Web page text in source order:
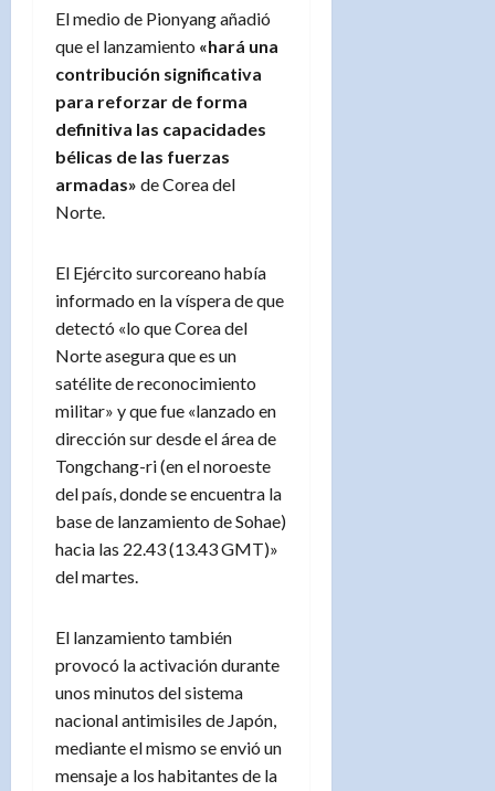
El medio de Pionyang añadió
que el lanzamiento «hará una
contribución significativa
para reforzar de forma
definitiva las capacidades
bélicas de las fuerzas
armadas» de Corea del
Norte.
El Ejército surcoreano había
informado en la víspera de que
detectó «lo que Corea del
Norte asegura que es un
satélite de reconocimiento
militar» y que fue «lanzado en
dirección sur desde el área de
Tongchang-ri (en el noroeste
del país, donde se encuentra la
base de lanzamiento de Sohae)
hacia las 22.43 (13.43 GMT)»
del martes.
El lanzamiento también
provocó la activación durante
unos minutos del sistema
nacional antimisiles de Japón,
mediante el mismo se envió un
mensaje a los habitantes de la